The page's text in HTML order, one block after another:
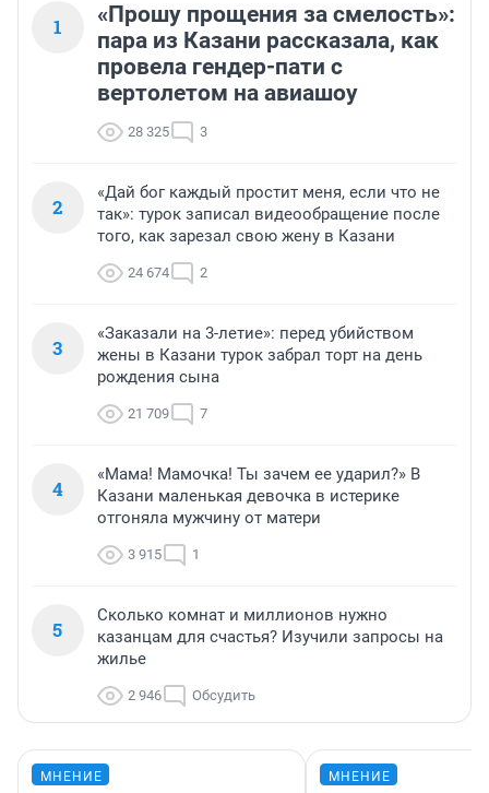
1
«Прошу прощения за смелость»:
пара из Казани рассказала, как
провела гендер-пати с
вертолетом на авиашоу
28 325 3
2
«Дай бог каждый простит меня, если что не
так»: турок записал видеообращение после
того, как зарезал свою жену в Казани
24 674 2
3
«Заказали на 3-летие»: перед убийством
жены в Казани турок забрал торт на день
рождения сына
21 709 7
4
«Мама! Мамочка! Ты зачем ее ударил?» В
Казани маленькая девочка в истерике
отгоняла мужчину от матери
3 915 1
5
Сколько комнат и миллионов нужно
казанцам для счастья? Изучили запросы на
жилье
2 946 Обсудить
МНЕНИЕ МНЕНИЕ